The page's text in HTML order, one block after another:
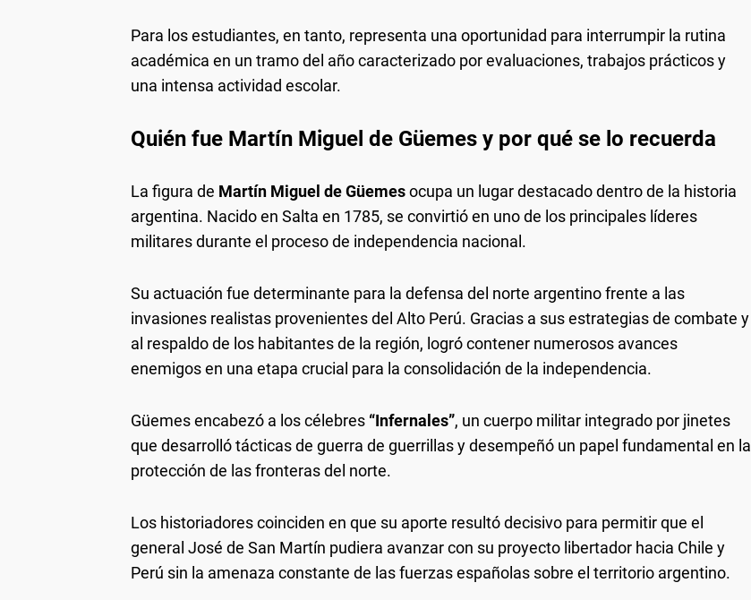
Para los estudiantes, en tanto, representa una oportunidad para interrumpir la rutina
académica en un tramo del año caracterizado por evaluaciones, trabajos prácticos y
una intensa actividad escolar.
Quién fue Martín Miguel de Güemes y por qué se lo recuerda
La figura de Martín Miguel de Güemesocupa un lugar destacado dentro de la historia
argentina. Nacido en Salta en 1785, se convirtió en uno de los principales líderes
militares durante el proceso de independencia nacional.
Su actuación fue determinante para la defensa del norte argentino frente a las
invasiones realistas provenientes del Alto Perú. Gracias a sus estrategias de combate y
al respaldo de los habitantes de la región, logró contener numerosos avances
enemigos en una etapa crucial para la consolidación de la independencia.
Güemes encabezó a los célebres “Infernales”, un cuerpo militar integrado por jinetes
que desarrolló tácticas de guerra de guerrillas y desempeñó un papel fundamental en la
protección de las fronteras del norte.
Los historiadores coinciden en que su aporte resultó decisivo para permitir que el
general José de San Martín pudiera avanzar con su proyecto libertador hacia Chile y
Perú sin la amenaza constante de las fuerzas españolas sobre el territorio argentino.